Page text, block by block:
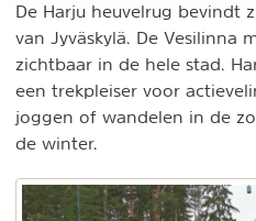
De Harju heuvelrug bevindt
van Jyväskylä. De Vesilinna
zichtbaar in de hele stad.
een trekpleiser voor
joggen of wandelen in de
de winter.